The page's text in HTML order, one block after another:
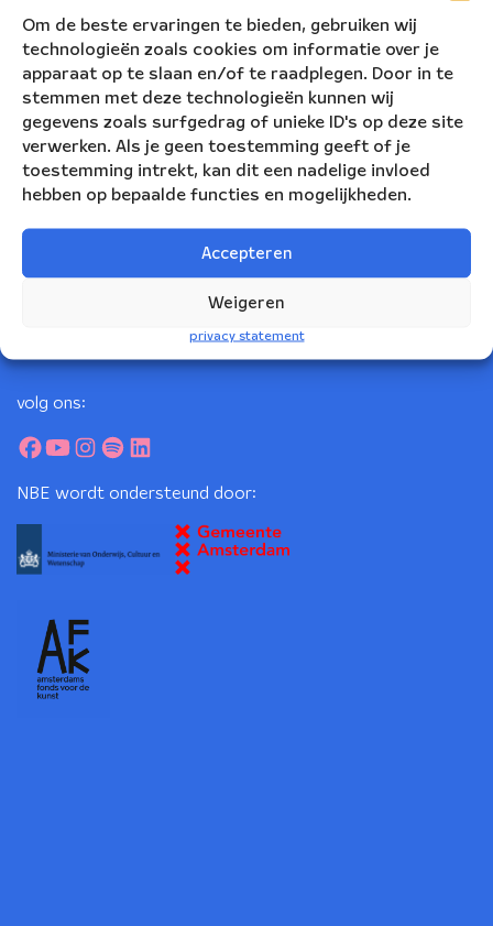
Om de beste ervaringen te bieden, gebruiken wij
technologieën zoals cookies om informatie over je
apparaat op te slaan en/of te raadplegen. Door in te
stemmen met deze technologieën kunnen wij
gegevens zoals surfgedrag of unieke ID's op deze site
verwerken. Als je geen toestemming geeft of je
toestemming intrekt, kan dit een nadelige invloed
hebben op bepaalde functies en mogelijkheden.
Accepteren
Weigeren
privacy statement
Nederlands Blazers Ensemble
volg ons:
NBE wordt ondersteund door: